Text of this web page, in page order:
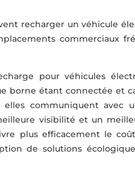
recharger un véhicule
commerciaux
pour véhicules
borne étant connectée et
communiquent avec
visibilité et un
plus efficacement le
de solutions